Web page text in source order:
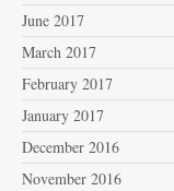
June 2017
March 2017
February 2017
January 2017
December 2016
November 2016